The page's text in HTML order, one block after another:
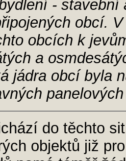
- stavební
obcí.
obcích k
a
jádra obcí byla
do těchto
objektů již